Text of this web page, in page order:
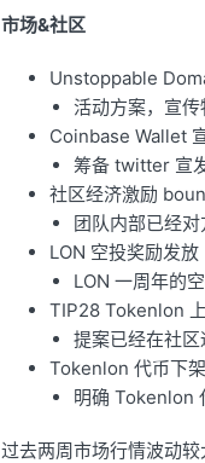
市场&社区
Unstoppable
活动方案，宣
Coinbase Wallet
筹备 twitter 宣
社区经济激励
团队内部已经
LON 空投奖励发放
LON 一周年的
TIP28 Tokenlon
提案已经在社
Tokenlon 代币下
明确 Tokenlon
过去两周市场行情波动